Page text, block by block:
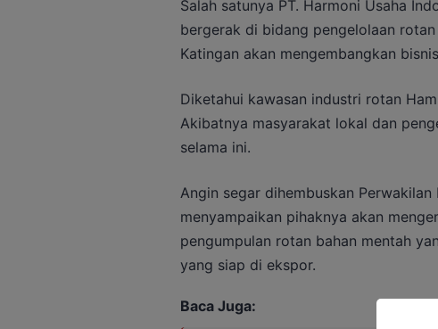
Salah satunya PT. Harmoni Usaha
bergerak di bidang pengelolaan
Katingan akan mengembangkan
Diketahui kawasan industri rotan
Akibatnya masyarakat lokal dan
selama ini.
Angin segar dihembuskan
menyampaikan pihaknya akan
pengumpulan rotan bahan mentah
yang siap di ekspor.
Baca Juga: